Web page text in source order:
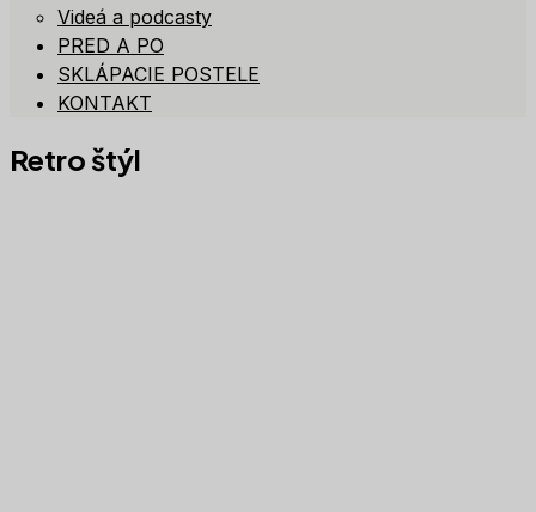
Videá a podcasty
PRED A PO
SKLÁPACIE POSTELE
KONTAKT
Retro štýl